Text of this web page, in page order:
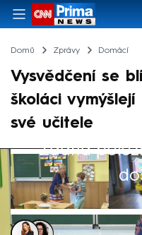
Domů Zprávy Domácí
Vysvědčení se
školáci
své učitele
Žádná
Alex Hrdinová,